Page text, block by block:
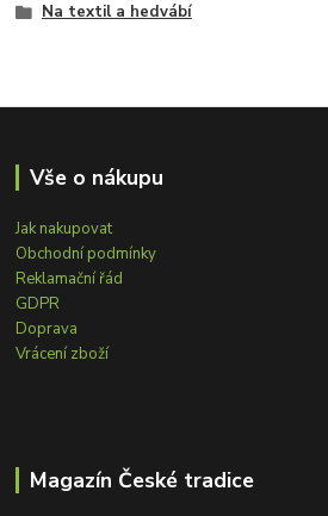
Na textil a hedvábí
Vše o nákupu
Jak nakupovat
Obchodní podmínky
Reklamační řád
GDPR
Doprava
Vrácení zboží
Magazín České tradice